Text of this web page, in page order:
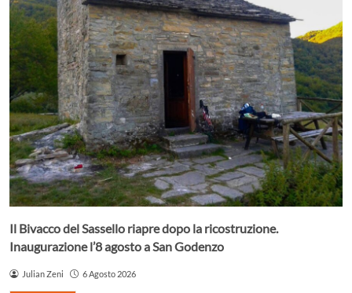
Il Bivacco del Sassello riapre dopo la ricostruzione.
Inaugurazione l’8 agosto a San Godenzo
Julian Zeni 6 Agosto 2026